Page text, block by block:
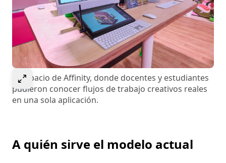
Select to expand image
El espacio de Affinity, donde docentes y estudiantes
pudieron conocer flujos de trabajo creativos reales
en una sola aplicación.
A quién sirve el modelo actual